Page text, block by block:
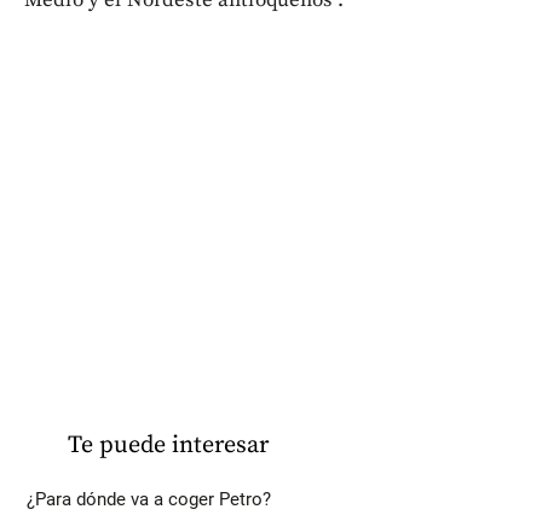
Te puede interesar
¿Para dónde va a coger Petro?